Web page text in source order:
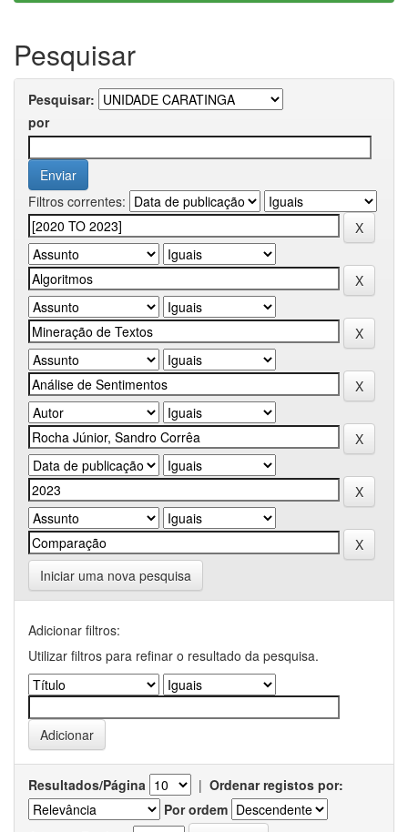
Pesquisar
Pesquisar:
por
Filtros correntes:
Iniciar uma nova pesquisa
Adicionar filtros:
Utilizar filtros para refinar o resultado da pesquisa.
Resultados/Página | Ordenar registos por:
Por ordem